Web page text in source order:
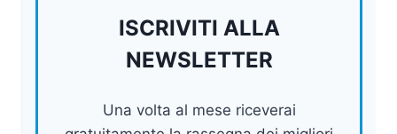
ISCRIVITI ALLA
NEWSLETTER
Una volta al mese riceverai